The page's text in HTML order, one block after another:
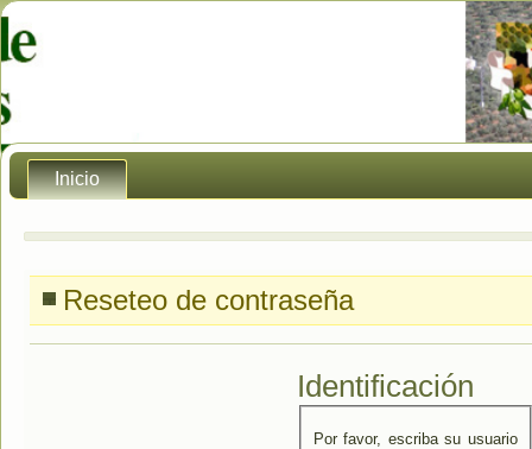
Inicio
Reseteo de contraseña
Identificación
Por favor, escriba su usuario